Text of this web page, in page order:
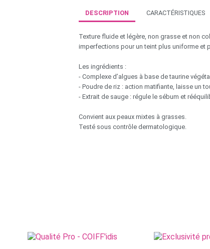
DESCRIPTION CARACTÉRISTIQUES
Texture fluide et légère, non grasse et non
imperfections pour un teint plus uniforme et
Les ingrédients :
- Complexe d’algues à base de taurine
- Poudre de riz : action matifiante, laisse un
- Extrait de sauge : régule le sébum et
Convient aux peaux mixtes à grasses.
Testé sous contrôle dermatologique.